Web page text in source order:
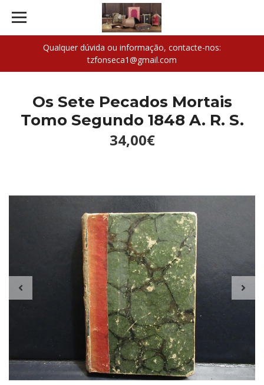
Qualquer dúvida ou informação, contacte-nos:
tzfonseca1@gmail.com
Os Sete Pecados Mortais
Tomo Segundo 1848 A. R. S.
34,00€